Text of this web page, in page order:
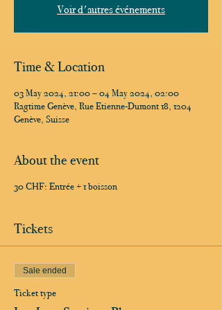
Voir d'autres événements
Time & Location
03 May 2024, 21:00 – 04 May 2024, 02:00
Ragtime Genève, Rue Etienne-Dumont 18, 1204
Genève, Suisse
About the event
30 CHF: Entrée + 1 boisson
Tickets
Sale ended
Ticket type